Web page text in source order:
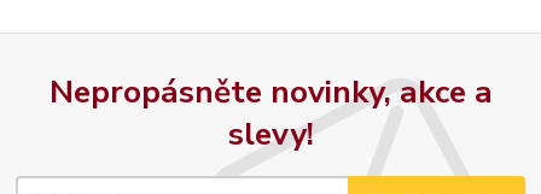
Nepropásněte novinky, akce a
slevy!